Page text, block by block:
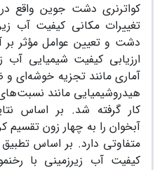
کواترنری دشت جوین واقع
تغییرات مکانی کیفیت آب
دشت و تعیین عوامل مؤثر بر
ارزیابی کیفیت شیمیایی آب
آماری مانند تجزیه
هیدروشیمیایی مانند
کار گرفته شد. بر اساس
آبخوان را به چهار زون
متفاوتی دارد. بر اساس
کیفیت آب زیرزمینی با